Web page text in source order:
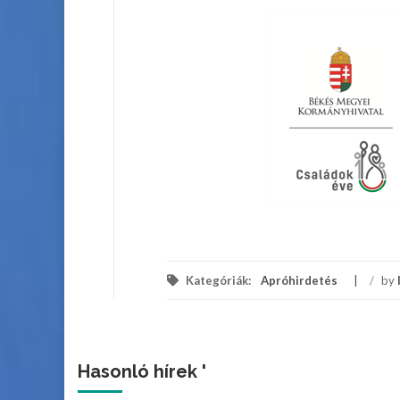
Kategóriák: Apróhirdetés / by
Hasonló hírek '